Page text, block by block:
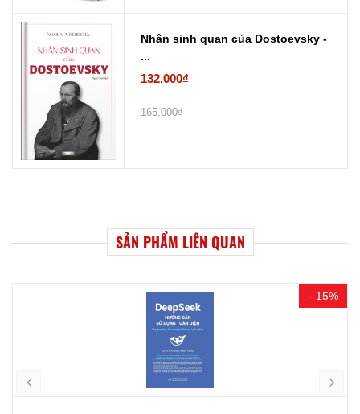
Nhân sinh quan của Dostoevsky -
...
132.000₫
165.000₫
SẢN PHẨM LIÊN QUAN
- 15%